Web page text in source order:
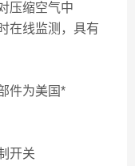
压缩空气中
在线监测，具有
件为美国*
开关